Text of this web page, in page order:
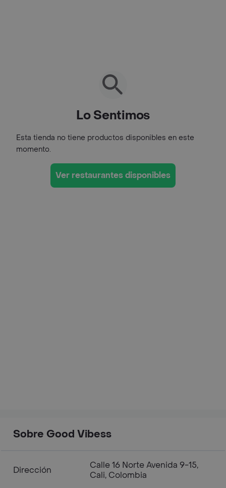
Lo Sentimos
Esta tienda no tiene productos disponibles en este
momento.
Ver restaurantes disponibles
Sobre Good Vibess
Dirección
Calle 16 Norte Avenida 9-15,
Cali, Colombia